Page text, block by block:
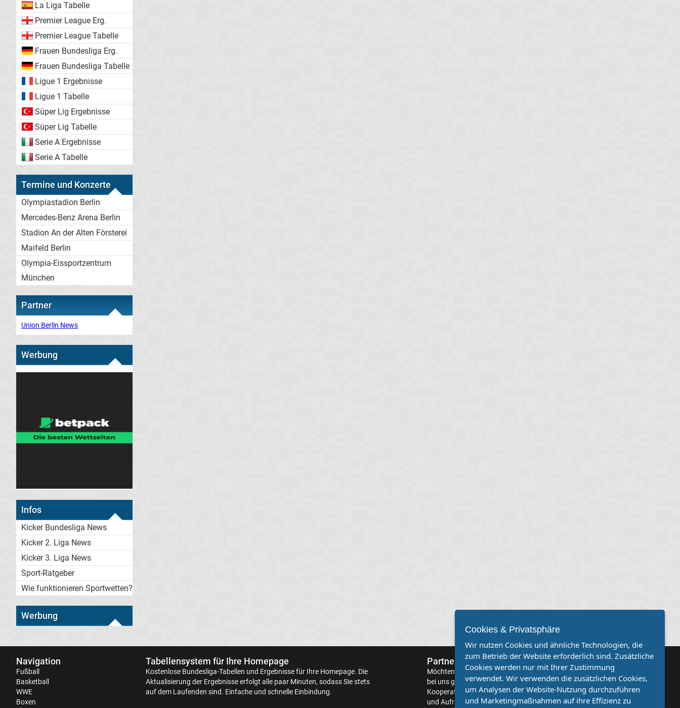
La Liga Tabelle
Premier League Erg.
Premier League Tabelle
Frauen Bundesliga Erg.
Frauen Bundesliga Tabelle
Ligue 1 Ergebnisse
Ligue 1 Tabelle
Süper Lig Ergebnisse
Süper Lig Tabelle
Serie A Ergebnisse
Serie A Tabelle
Termine und Konzerte
Olympiastadion Berlin
Mercedes-Benz Arena Berlin
Stadion An der Alten Försterei
Maifeld Berlin
Olympia-Eissportzentrum
München
Partner
Union Berlin News
Werbung
Infos
Kicker Bundesliga News
Kicker 2. Liga News
Kicker 3. Liga News
Sport-Ratgeber
Wie funktionieren Sportwetten?
Werbung
Navigation
Fußball
Basketball
WWE
Boxen
Tabellensystem für Ihre Homepage
KostenloseBundesliga-Tabellen und Ergebnisse für Ihre Homepage. Die
Aktualisierung der Ergebnisse erfolgt alle paar Minuten, sodass Sie stets
auf dem Laufenden sind. Einfache und schnelle Einbindung.
Partnervereine
Möchten Sie, dass auch Ihr Verein mehr Beachtung findet? Dann sind Sie
bei uns genau richtig. Wir suchen Ihren Verein für eine kostenlose
Kooperation. Veröffentlichen Sie Ihre Spielberichte, Sportnachrichten
und Aufrufe bei uns!
Cookies & Privatsphäre
Wir nutzen Cookies und ähnliche Technologien, die
zum Betrieb der Website erforderlich sind. Zusätzliche
Cookies werden nur mit Ihrer Zustimmung
verwendet. Wir verwenden die zusätzlichen Cookies,
um Analysen der Website-Nutzung durchzuführen
und Marketingmaßnahmen auf ihre Effizienz zu